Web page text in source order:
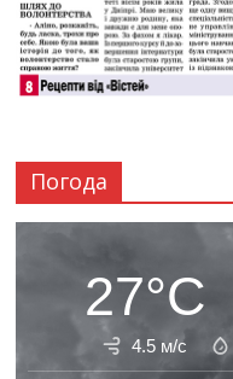
Погода
27°C
4.5 м/с